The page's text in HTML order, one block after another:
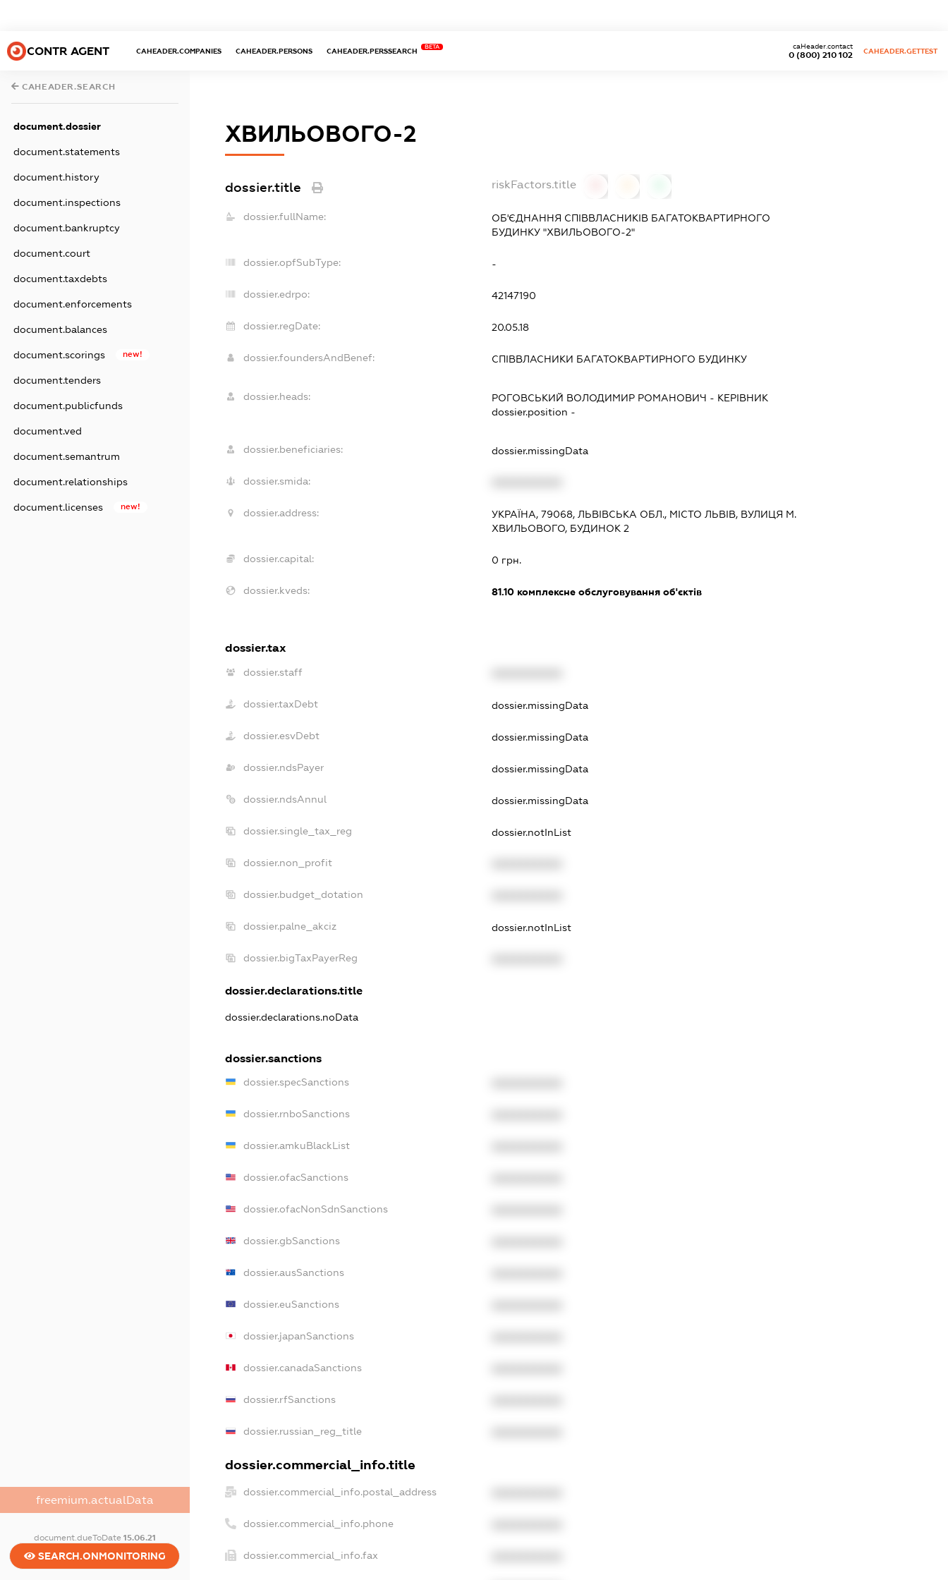
CONTR AGENT CAHEADER.COMPANIES CAHEADER.PERSONS CAHEADER.PERSSEARCH
BETA
0 (800) 210 102
caHeader.contact
CAHEADER.GETTEST
CAHEADER.SEARCH
document.dossier
document.statements
document.history
document.inspections
document.bankruptcy
document.court
document.taxdebts
document.enforcements
document.balances
document.scorings new!
document.tenders
document.publicfunds
document.ved
document.semantrum
document.relationships
document.licenses new!
freemium.actualData
document.dueToDate 15.06.21
SEARCH.ONMONITORING
ХВИЛЬОВОГО-2
dossier.title riskFactors.title
dossier.fullName:
ОБ'ЄДНАННЯ СПІВВЛАСНИКІВ БАГАТОКВАРТИРНОГО
БУДИНКУ "ХВИЛЬОВОГО-2"
dossier.opfSubType: -
dossier.edrpo: 42147190
dossier.regDate: 20.05.18
dossier.foundersAndBenef: СПІВВЛАСНИКИ БАГАТОКВАРТИРНОГО БУДИНКУ
dossier.heads: РОГОВСЬКИЙ ВОЛОДИМИР РОМАНОВИЧ - КЕРІВНИК
dossier.position -
dossier.beneficiaries: dossier.missingData
dossier.smida:
dossier.address:
УКРАЇНА, 79068, ЛЬВІВСЬКА ОБЛ., МІСТО ЛЬВІВ, ВУЛИЦЯ М.
ХВИЛЬОВОГО, БУДИНОК 2
dossier.capital: 0 грн.
dossier.kveds: 81.10 комплексне обслуговування об'єктів
dossier.tax
dossier.staff
dossier.taxDebt dossier.missingData
dossier.esvDebt dossier.missingData
dossier.ndsPayer dossier.missingData
dossier.ndsAnnul dossier.missingData
dossier.single_tax_reg dossier.notInList
dossier.non_profit
dossier.budget_dotation
dossier.palne_akciz dossier.notInList
dossier.bigTaxPayerReg
dossier.declarations.title
dossier.declarations.noData
dossier.sanctions
dossier.specSanctions
dossier.rnboSanctions
dossier.amkuBlackList
dossier.ofacSanctions
dossier.ofacNonSdnSanctions
dossier.gbSanctions
dossier.ausSanctions
dossier.euSanctions
dossier.japanSanctions
dossier.canadaSanctions
dossier.rfSanctions
dossier.russian_reg_title
dossier.commercial_info.title
dossier.commercial_info.postal_address
dossier.commercial_info.phone
dossier.commercial_info.fax